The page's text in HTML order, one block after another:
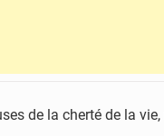
de la cherté de la